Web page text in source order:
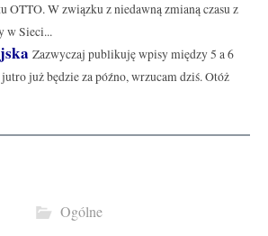
OTTO. W związku z niedawną zmianą czasu z
w Sieci...
Zazwyczaj publikuję wpisy między 5 a 6
już będzie za późno, wrzucam dziś. Otóż
Ogólne